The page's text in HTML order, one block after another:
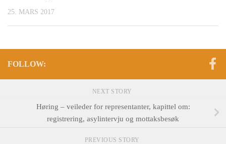
25. MARS 2017
FOLLOW:
NEXT STORY
Høring – veileder for representanter, kapittel om:
registrering, asylintervju og mottaksbesøk
PREVIOUS STORY